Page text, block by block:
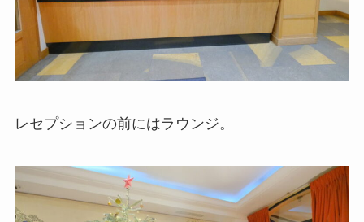
レセプションの前にはラウンジ。